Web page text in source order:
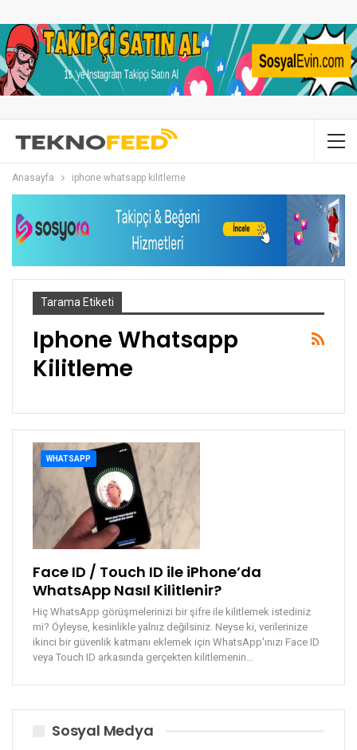
Anasayfa iphone whatsapp kilitleme
Tarama Etiketi
Iphone Whatsapp
Kilitleme
WHATSAPP
Face ID / Touch ID ile iPhone’da
WhatsApp Nasıl Kilitlenir?
Hiç WhatsApp görüşmelerinizi bir şifre ile kilitlemek istediniz
mi? Öyleyse, kesinlikle yalnız değilsiniz. Neyse ki, verilerinize
ikinci bir güvenlik katmanı eklemek için WhatsApp'ınızı Face ID
veya Touch ID arkasında gerçekten kilitlemenin…
Sosyal Medya